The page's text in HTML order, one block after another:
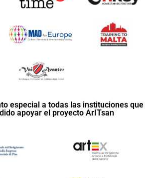
especial a todas las instituciones que
apoyar el proyecto ArITsan